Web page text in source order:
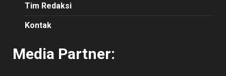
Tim Redaksi
Kontak
Media Partner: